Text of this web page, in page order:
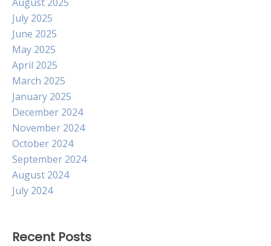
July 2025
June 2025
May 2025
April 2025
March 2025
January 2025
December 2024
November 2024
October 2024
September 2024
August 2024
July 2024
Recent Posts